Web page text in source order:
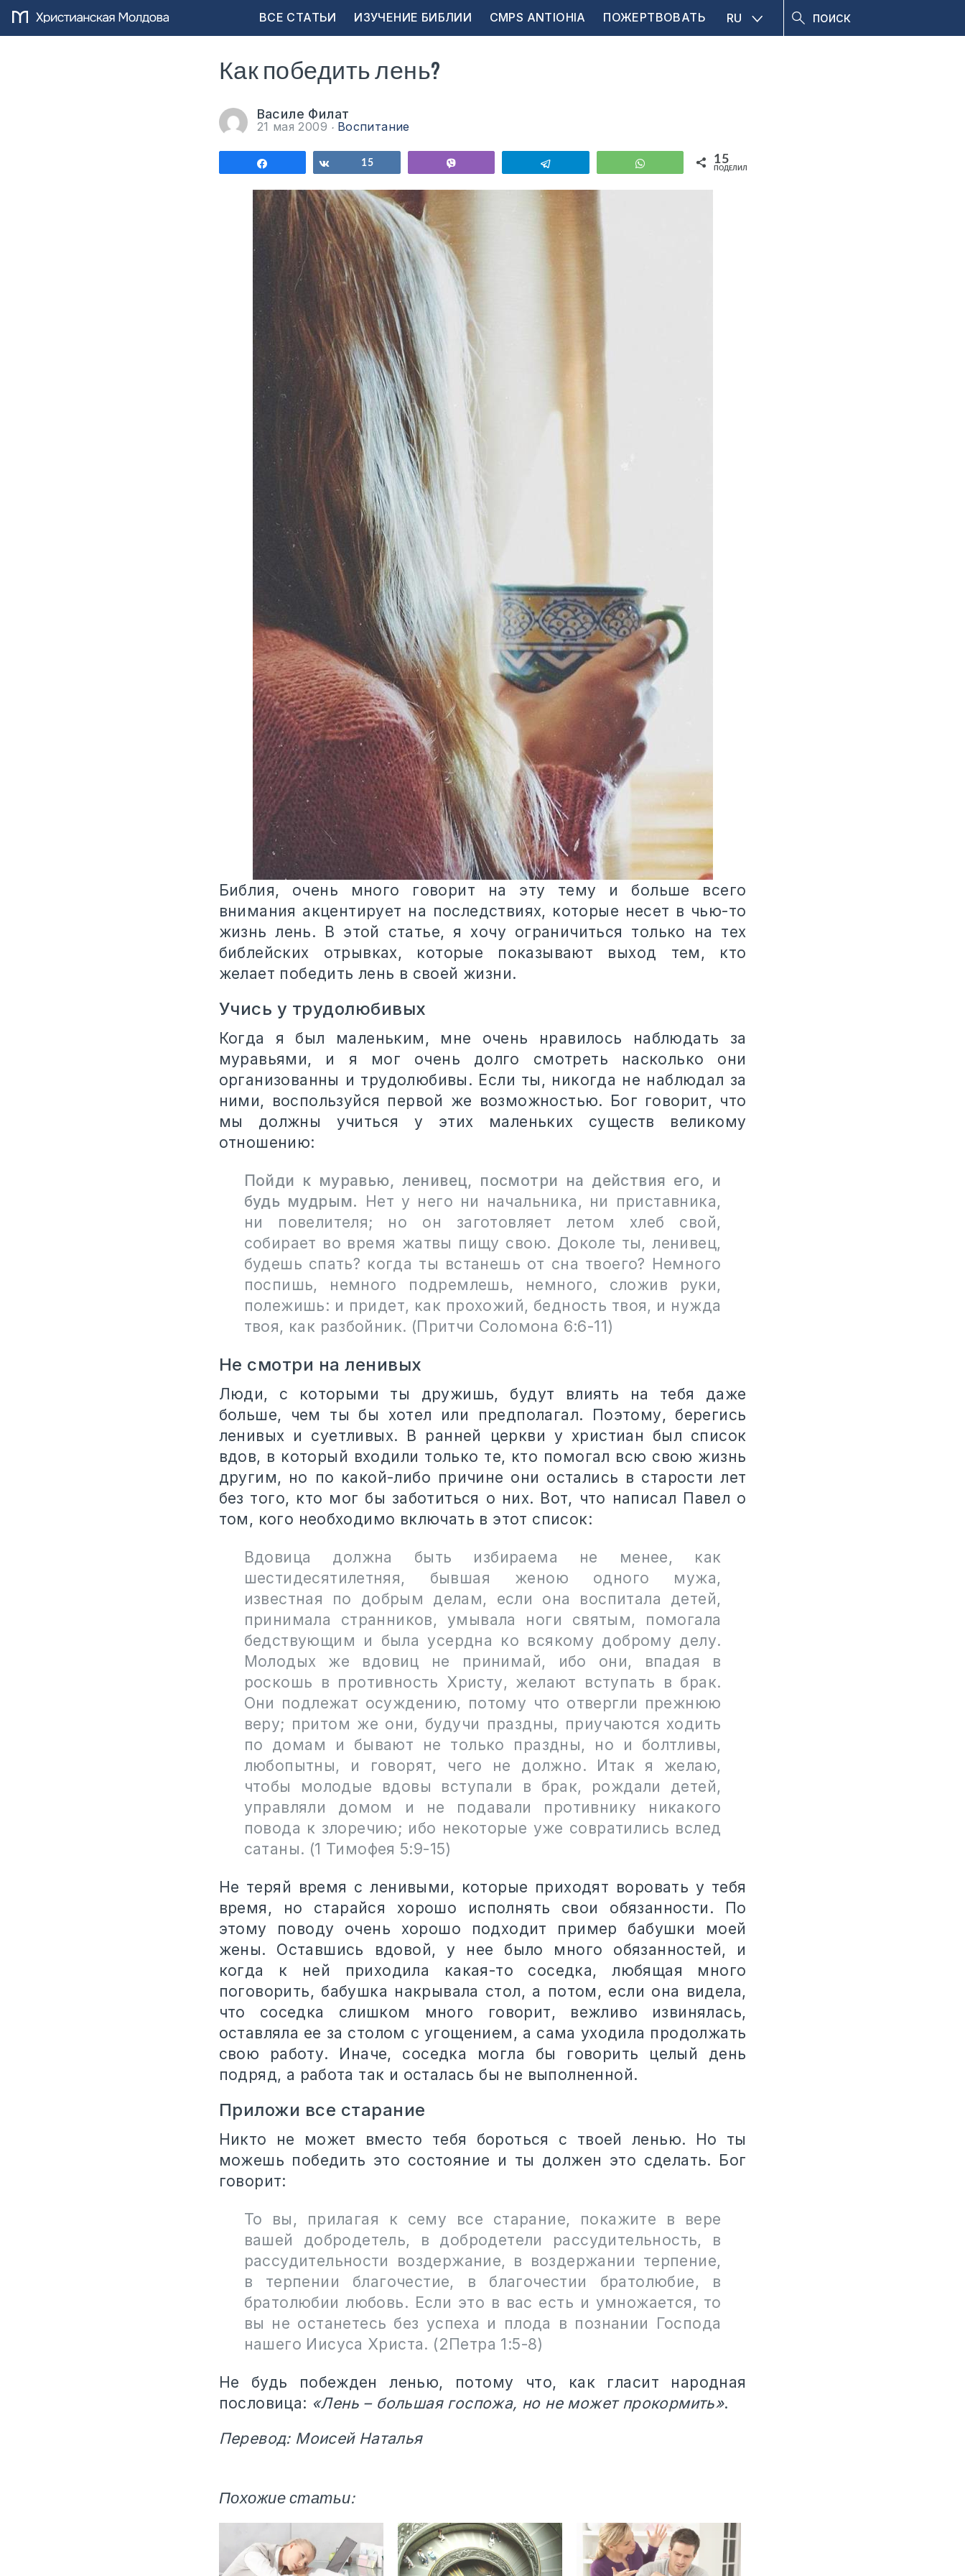
ВСЕ СТАТЬИ ИЗУЧЕНИЕ БИБЛИИ CMPS ANTIOHIA ПОЖЕРТВОВАТЬ RU
Как победить лень?
Василе Филат
21 мая 2009 Воспитание
Поделиться Поделиться
15 WhatsApp 15
ПОДЕЛИЛИСЬ
Библия, очень много говорит на эту тему и больше всего
внимания акцентирует на последствиях, которые несет в чью-то
жизнь лень. В этой статье, я хочу ограничиться только на тех
библейских отрывках, которые показывают выход тем, кто
желает победить лень в своей жизни.
Учись у трудолюбивых
Когда я был маленьким, мне очень нравилось наблюдать за
муравьями, и я мог очень долго смотреть насколько они
организованны и трудолюбивы. Если ты, никогда не наблюдал за
ними, воспользуйся первой же возможностью. Бог говорит, что
мы должны учиться у этих маленьких существ великому
отношению:
Пойди к муравью, ленивец, посмотри на действия его, и
будь мудрым. Нет у него ни начальника, ни приставника,
ни повелителя; но он заготовляет летом хлеб свой,
собирает во время жатвы пищу свою. Доколе ты, ленивец,
будешь спать? когда ты встанешь от сна твоего? Немного
поспишь, немного подремлешь, немного, сложив руки,
полежишь: и придет, как прохожий, бедность твоя, и нужда
твоя, как разбойник. (Притчи Соломона 6:6-11)
Не смотри на ленивых
Люди, с которыми ты дружишь, будут влиять на тебя даже
больше, чем ты бы хотел или предполагал. Поэтому, берегись
ленивых и суетливых. В ранней церкви у христиан был список
вдов, в который входили только те, кто помогал всю свою жизнь
другим, но по какой-либо причине они остались в старости лет
без того, кто мог бы заботиться о них. Вот, что написал Павел о
том, кого необходимо включать в этот список:
Вдовица должна быть избираема не менее, как
шестидесятилетняя, бывшая женою одного мужа,
известная по добрым делам, если она воспитала детей,
принимала странников, умывала ноги святым, помогала
бедствующим и была усердна ко всякому доброму делу.
Молодых же вдовиц не принимай, ибо они, впадая в
роскошь в противность Христу, желают вступать в брак.
Они подлежат осуждению, потому что отвергли прежнюю
веру; притом же они, будучи праздны, приучаются ходить
по домам и бывают не только праздны, но и болтливы,
любопытны, и говорят, чего не должно. Итак я желаю,
чтобы молодые вдовы вступали в брак, рождали детей,
управляли домом и не подавали противнику никакого
повода к злоречию; ибо некоторые уже совратились вслед
сатаны. (1 Тимофея 5:9-15)
Не теряй время с ленивыми, которые приходят воровать у тебя
время, но старайся хорошо исполнять свои обязанности. По
этому поводу очень хорошо подходит пример бабушки моей
жены. Оставшись вдовой, у нее было много обязанностей, и
когда к ней приходила какая-то соседка, любящая много
поговорить, бабушка накрывала стол, а потом, если она видела,
что соседка слишком много говорит, вежливо извинялась,
оставляла ее за столом с угощением, а сама уходила продолжать
свою работу. Иначе, соседка могла бы говорить целый день
подряд, а работа так и осталась бы не выполненной.
Приложи все старание
Никто не может вместо тебя бороться с твоей ленью. Но ты
можешь победить это состояние и ты должен это сделать. Бог
говорит:
То вы, прилагая к сему все старание, покажите в вере
вашей добродетель, в добродетели рассудительность, в
рассудительности воздержание, в воздержании терпение,
в терпении благочестие, в благочестии братолюбие, в
братолюбии любовь. Если это в вас есть и умножается, то
вы не останетесь без успеха и плода в познании Господа
нашего Иисуса Христа. (2Петра 1:5-8)
Не будь побежден ленью, потому что, как гласит народная
пословица: «Лень – большая госпожа, но не может прокормить».
Перевод: Моисей Наталья
Похожие статьи: